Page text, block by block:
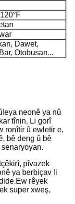
Dawet,
Otobusan...
neonê ya nû
tînin, Li gorî
ronîtir û ewletir e,
bê deng û bê
pîvazek
ya berbiçav li
rêyek
super xweş,